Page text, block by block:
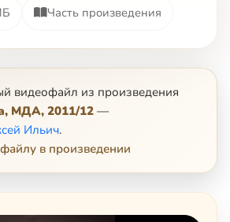
Часть произведения
видеофайл из произведения
МДА, 2011/12 —
Ильич.
в произведении